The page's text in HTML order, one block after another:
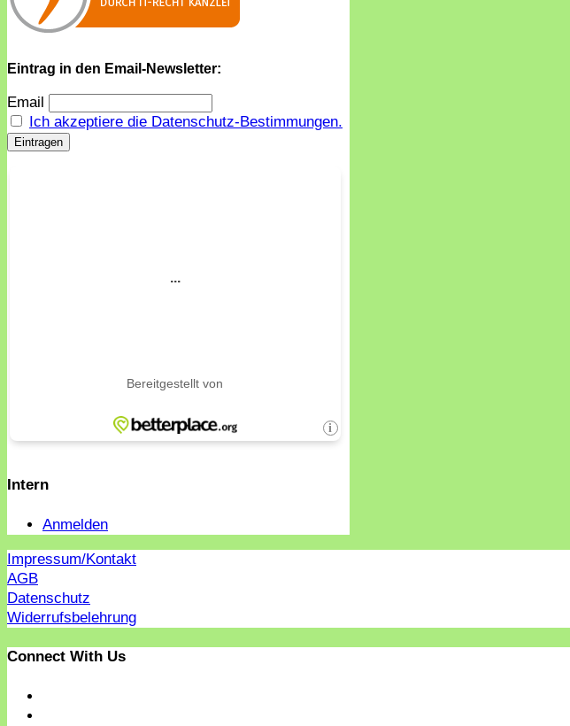
Eintrag in den Email-Newsletter:
Email
Ich akzeptiere die Datenschutz-Bestimmungen.
Intern
Anmelden
Impressum/Kontakt
AGB
Datenschutz
Widerrufsbelehrung
Connect With Us